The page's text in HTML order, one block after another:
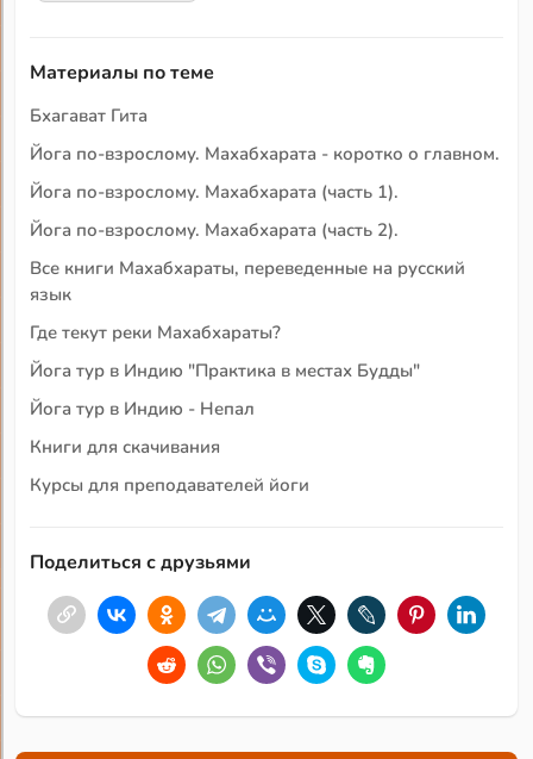
Материалы по теме
Бхагават Гита
Йога по-взрослому. Махабхарата - коротко о главном.
Йога по-взрослому. Махабхарата (часть 1).
Йога по-взрослому. Махабхарата (часть 2).
Все книги Махабхараты, переведенные на русский
язык
Где текут реки Махабхараты?
Йога тур в Индию "Практика в местах Будды"
Йога тур в Индию - Непал
Книги для скачивания
Курсы для преподавателей йоги
Поделиться с друзьями